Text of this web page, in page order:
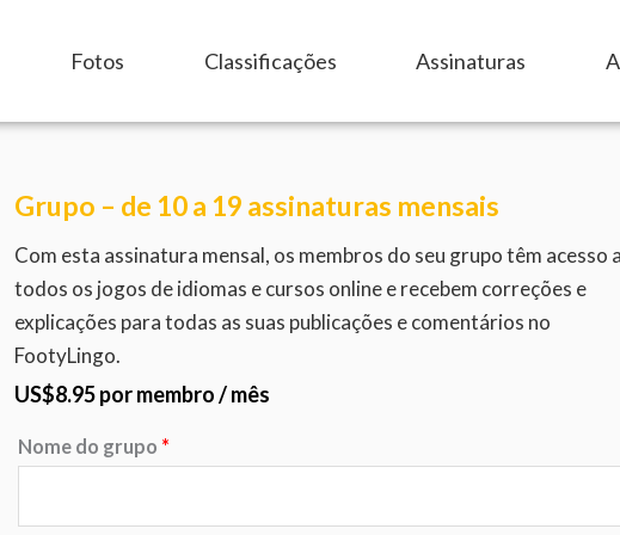
Fotos Classificações Assinaturas
Grupo – de 10 a 19 assinaturas mensais
Com esta assinatura mensal, os membros do seu grupo têm acesso a
todos os jogos de idiomas e cursos online e recebem correções e
explicações para todas as suas publicações e comentários no
FootyLingo.
US$8.95por membro/ mês
Nome do grupo *
Quantidade